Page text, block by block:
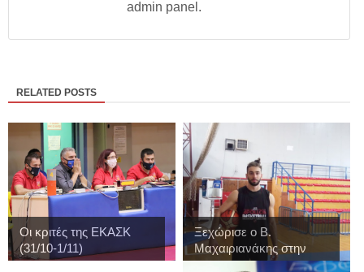
admin panel.
RELATED POSTS
Οι κριτές της ΕΚΑΣΚ
(31/10-1/11)
Ξεχώρισε ο Β.
Μαχαιριανάκης στην
πρ...